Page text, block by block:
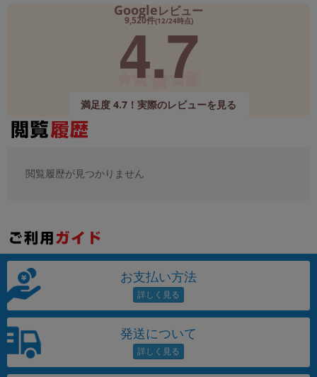
Googleレビュー
9,520件(12/24時点)
4.7
満足度 4.7！実際のレビューを見る
閲覧履歴が見つかりません
お支払い方法
発送について